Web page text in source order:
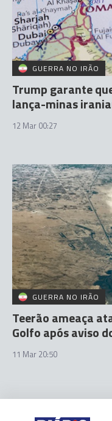
GUERRA NO IRÃO
Trump garante
lança-minas
12 Mar 00:27
GUERRA NO IRÃO
Teerão ameaça
Golfo após aviso
11 Mar 20:50